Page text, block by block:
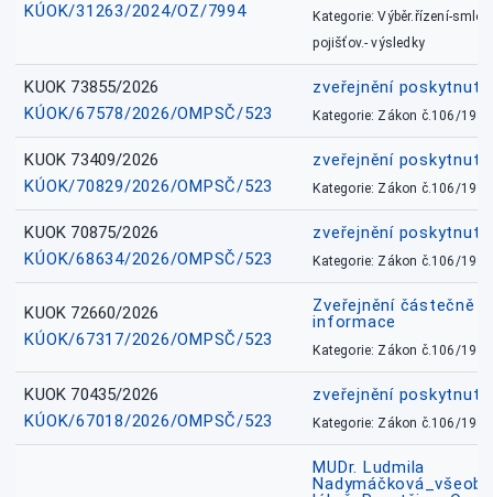
KÚOK/31263/2024/OZ/7994
Kategorie: Výběr.řízení-
pojišťov.- výsledky
KUOK 73855/2026
KÚOK/67578/2026/OMPSČ/523
zveřejnění
Kategorie: Zákon č.106/1999
KUOK 73409/2026
KÚOK/70829/2026/OMPSČ/523
zveřejnění
Kategorie: Zákon č.106/1999
KUOK 70875/2026
KÚOK/68634/2026/OMPSČ/523
zveřejnění
Kategorie: Zákon č.106/1999
KUOK 72660/2026
KÚOK/67317/2026/OMPSČ/523
Zveřejnění částečně
informace
Kategorie: Zákon č.106/1999
KUOK 70435/2026
KÚOK/67018/2026/OMPSČ/523
zveřejnění
Kategorie: Zákon č.106/1999
MUDr. Ludmila